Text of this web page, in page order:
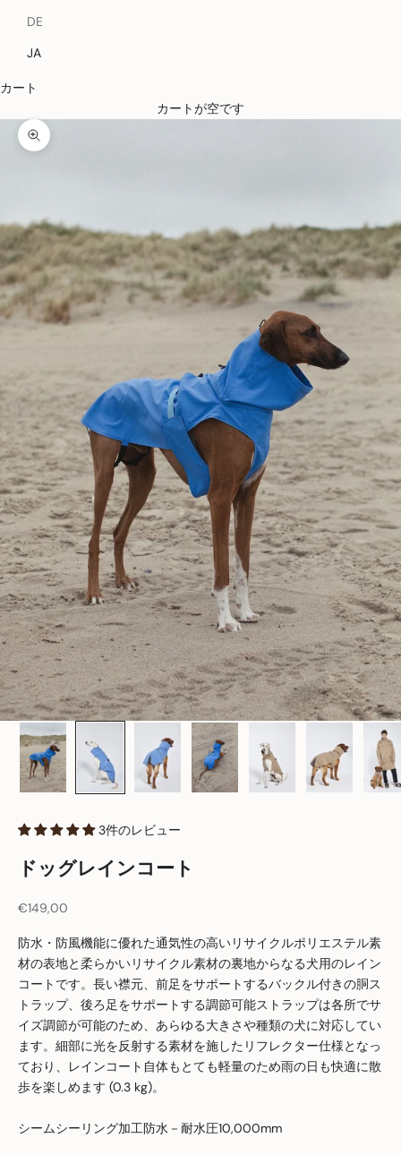
DE
JA
カート
カートが空です
ズームイン
3件のレビュー
ドッグレインコート
セール価格
€149,00
防水・防風機能に優れた通気性の高いリサイクルポリエステル素
材の表地と柔らかいリサイクル素材の裏地からなる犬用のレイン
コートです。長い襟元、前足をサポートするバックル付きの胴ス
トラップ、後ろ足をサポートする調節可能ストラップは各所でサ
イズ調節が可能のため、あらゆる大きさや種類の犬に対応してい
ます。細部に光を反射する素材を施したリフレクター仕様となっ
ており、レインコート自体もとても軽量のため雨の日も快適に散
歩を楽しめます (0.3 kg)。
シームシーリング加工防水－耐水圧10,000mm